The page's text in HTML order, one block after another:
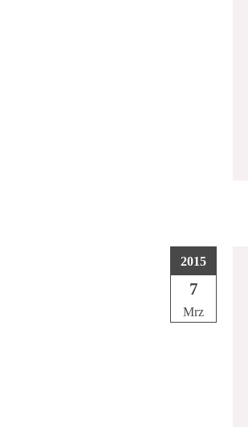
2015
7
Mrz